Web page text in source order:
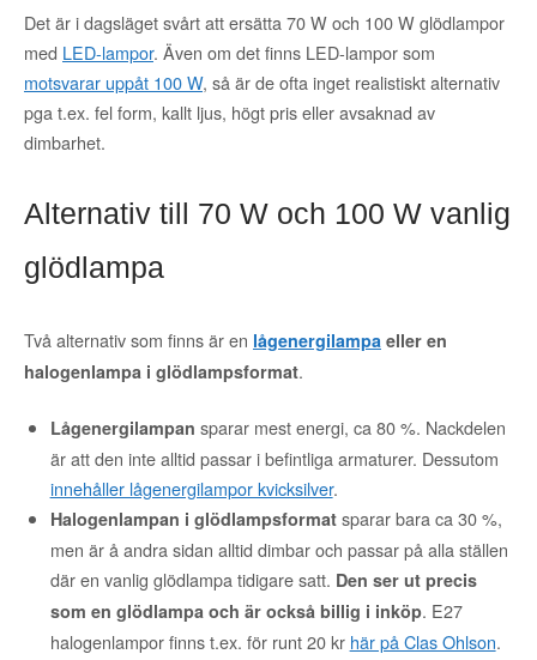
Det är i dagsläget svårt att ersätta 70 W och 100 W glödlampor
med LED-lampor. Även om det finns LED-lampor som
motsvarar uppåt 100 W, så är de ofta inget realistiskt alternativ
pga t.ex. fel form, kallt ljus, högt pris eller avsaknad av
dimbarhet.
Alternativ till 70 W och 100 W vanlig
glödlampa
Två alternativ som finns är en lågenergilampa eller en
halogenlampa i glödlampsformat.
Lågenergilampan sparar mest energi, ca 80 %. Nackdelen
är att den inte alltid passar i befintliga armaturer. Dessutom
innehåller lågenergilampor kvicksilver.
Halogenlampan i glödlampsformatsparar bara ca 30 %,
men är å andra sidan alltid dimbar och passar på alla ställen
där en vanlig glödlampa tidigare satt. Den ser ut precis
som en glödlampa och är också billig i inköp. E27
halogenlampor finns t.ex. för runt 20 kr här på Clas Ohlson.